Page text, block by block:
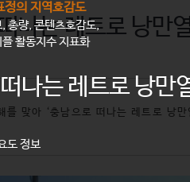
나는 레트로 낭만
맞아 ‘충남으로 떠나는 레트로 낭
나는 레트로 낭만
정의 지역호감도
총량, 콘텐츠호감도,
활동지수 지표화
도 정보